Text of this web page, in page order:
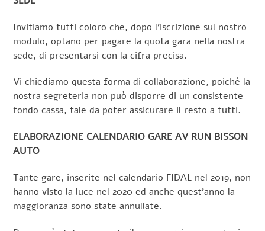
Invitiamo tutti coloro che, dopo l’iscrizione sul nostro
modulo, optano per pagare la quota gara nella nostra
sede, di presentarsi con la cifra precisa.
Vi chiediamo questa forma di collaborazione, poiché la
nostra segreteria non può disporre di un consistente
fondo cassa, tale da poter assicurare il resto a tutti.
ELABORAZIONE CALENDARIO GARE AV RUN BISSON
AUTO
Tante gare, inserite nel calendario FIDAL nel 2019, non
hanno visto la luce nel 2020 ed anche quest’anno la
maggioranza sono state annullate.